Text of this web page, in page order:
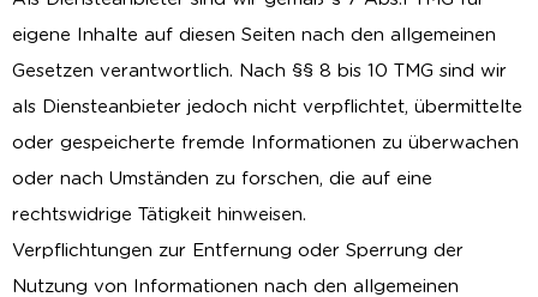
eigene Inhalte auf diesen Seiten nach den allgemeinen
Gesetzen verantwortlich. Nach §§ 8 bis 10 TMG sind wir
als Diensteanbieter jedoch nicht verpflichtet, übermittelte
oder gespeicherte fremde Informationen zu überwachen
oder nach Umständen zu forschen, die auf eine
rechtswidrige Tätigkeit hinweisen.
Verpflichtungen zur Entfernung oder Sperrung der
Nutzung von Informationen nach den allgemeinen